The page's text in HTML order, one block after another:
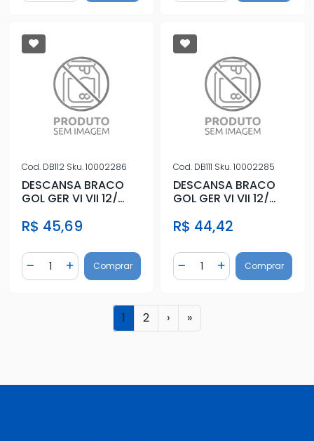
Cod. DB112 Sku.10002286
DESCANSA BRACO
GOL GER VI VII 12/
C/FURO VID
R$ 45,69
Diminuir Quantidade
Quantidade
Adicionar Quantidade
Comprar
Cod. DB111 Sku.10002285
DESCANSA BRACO
GOL GER VI VII 12/
C/FURO VID
R$ 44,42
Diminuir Quantidade
Quantidade
AdicionarComprar
1 2 › »